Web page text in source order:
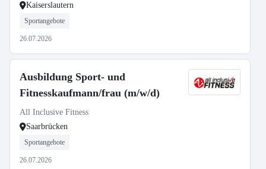
Kaiserslautern
Sportangebote
26.07.2026
Ausbildung Sport- und
Fitnesskaufmann/frau (m/w/d)
All Inclusive Fitness
Saarbrücken
Sportangebote
26.07.2026